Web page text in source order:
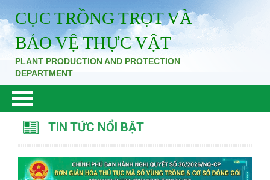
CỤC TRỒNG TRỌT VÀ
BẢO VỆ THỰC VẬT
PLANT PRODUCTION AND PROTECTION
DEPARTMENT
TIN TỨC NỔI BẬT